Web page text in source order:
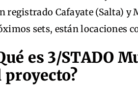
registrado Cafayate (Salta) y
sets, están locaciones
es 3/STADO
proyecto?